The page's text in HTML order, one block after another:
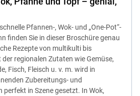
Pfannen-, Wok- und „One-Pot“-
finden Sie in dieser Broschüre genau
Rezepte von multikulti bis
regionalen Zutaten wie Gemüse,
Fisch, Fleisch u. v. m. wird in
Zubereitungs- und
in Szene gesetzt. In Wok,